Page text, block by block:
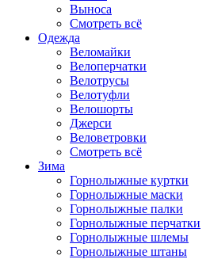
Выноса
Смотреть всё
Одежда
Веломайки
Велоперчатки
Велотрусы
Велотуфли
Велошорты
Джерси
Веловетровки
Смотреть всё
Зима
Горнолыжные куртки
Горнолыжные маски
Горнолыжные палки
Горнолыжные перчатки
Горнолыжные шлемы
Горнолыжные штаны